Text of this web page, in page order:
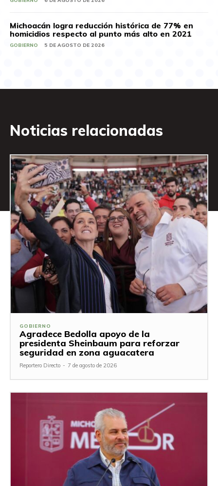
Michoacán logra reducción histórica de 77% en
homicidios respecto al punto más alto en 2021
GOBIERNO 5 DE AGOSTO DE 2026
Noticias relacionadas
GOBIERNO
Agradece Bedolla apoyo de la
presidenta Sheinbaum para reforzar
seguridad en zona aguacatera
Reportero Directo - 7 de agosto de 2026